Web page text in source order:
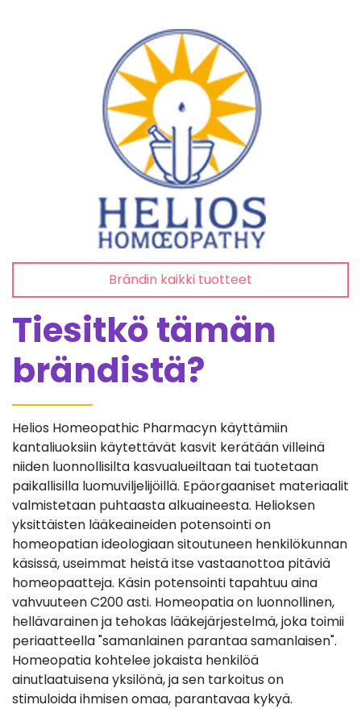
Brändin kaikki tuotteet
Tiesitkö tämän
brändistä?
Helios Homeopathic Pharmacyn käyttämiin
kantaliuoksiin käytettävät kasvit kerätään villeinä
niiden luonnollisilta kasvualueiltaan tai tuotetaan
paikallisilla luomuviljelijöillä. Epäorgaaniset materiaalit
valmistetaan puhtaasta alkuaineesta. Helioksen
yksittäisten lääkeaineiden potensointi on
homeopatian ideologiaan sitoutuneen henkilökunnan
käsissä, useimmat heistä itse vastaanottoa pitäviä
homeopaatteja. Käsin potensointi tapahtuu aina
vahvuuteen C200 asti. Homeopatia on luonnollinen,
hellävarainen ja tehokas lääkejärjestelmä, joka toimii
periaatteella "samanlainen parantaa samanlaisen".
Homeopatia kohtelee jokaista henkilöä
ainutlaatuisena yksilönä, ja sen tarkoitus on
stimuloida ihmisen omaa, parantavaa kykyä.